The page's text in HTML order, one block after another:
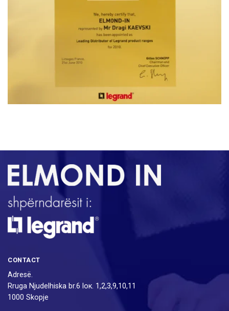
CONTACT
Adresë.
Rruga Njudelhiska br.6 loк. 1,2,3,9,10,11
1000 Skopje